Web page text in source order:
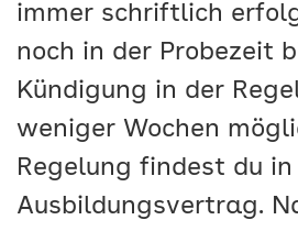
immer schriftlich
noch in der Probezeit
Kündigung in der
weniger Wochen
Regelung findest du in
Ausbildungsvertrag.